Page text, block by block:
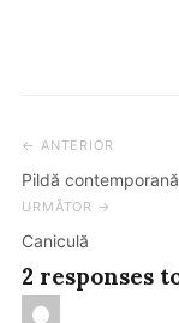
Post
navigation
← ANTERIOR
Pildă contemporană
URMĂTOR →
Caniculă
2 responses